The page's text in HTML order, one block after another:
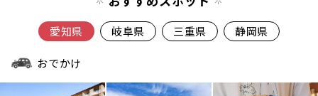
愛知県 岐阜県 三重県 静岡県
おでかけ